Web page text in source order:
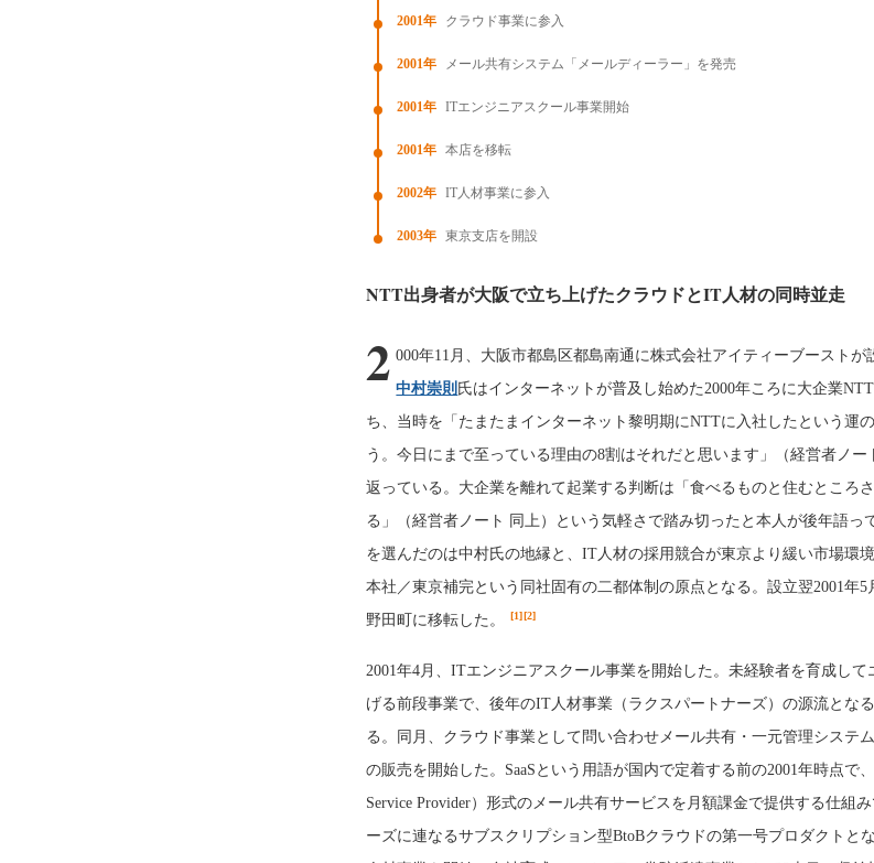
2001年 クラウド事業に参入
2001年 メール共有システム「メールディーラー」を発売
2001年 ITエンジニアスクール事業開始
2001年 本店を移転
2002年 IT人材事業に参入
2003年 東京支店を開設
NTT出身者が大阪で立ち上げたクラウドとIT人材の同時並走
2 000年11月、大阪市都島区都島南通に株式会社アイティーブーストが
中村崇則 氏はインターネットが普及し始めた2000年ころに大企業
ち、当時を「たまたまインターネット黎明期にNTTに入社したという運
う。今日にまで至っている理由の8割はそれだと思います」（経営者ノー
返っている。大企業を離れて起業する判断は「食べるものと住むところ
る」（経営者ノート 同上）という気軽さで踏み切ったと本人が後年語っ
を選んだのは中村氏の地縁と、IT人材の採用競合が東京より緩い市場環
本社／東京補完という同社固有の二都体制の原点となる。設立翌2001年5
野田町に移転した。
[1][2]
2001年4月、ITエンジニアスクール事業を開始した。未経験者を育成して
げる前段事業で、後年のIT人材事業（ラクスパートナーズ）の源流とな
る。同月、クラウド事業として問い合わせメール共有・一元管理システ
の販売を開始した。SaaSという用語が国内で定着する前の2001年時点で
Service Provider）形式のメール共有サービスを月額課金で提供する仕組
ーズに連なるサブスクリプション型BtoBクラウドの第一号プロダクトと